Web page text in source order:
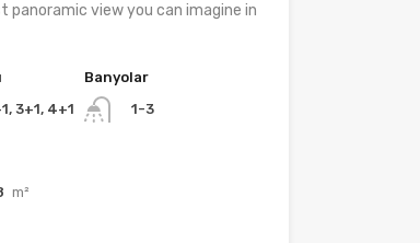
panoramic view you can imagine in
3+1, 4+1
Banyolar
1-3
m²